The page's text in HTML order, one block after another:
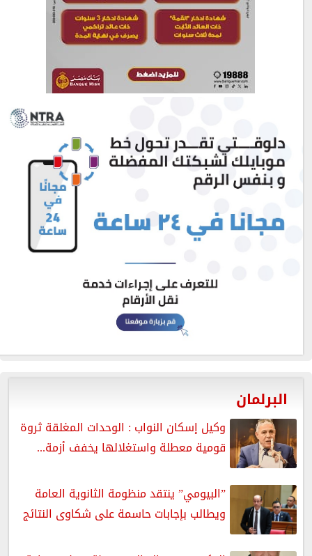
البرلمان
وكيل إسكان النواب : الوحدات المغلقة ثروة
قومية معطلة واستغلالها يخفف أزمة...
”البيومي” ينتقد منظومة الثانوية العامة
ويطالب بإجابات حاسمة على شكاوى النتائج